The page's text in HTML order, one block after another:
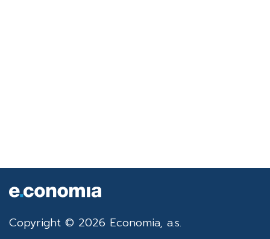
Copyright © 2026 Economia, a.s.